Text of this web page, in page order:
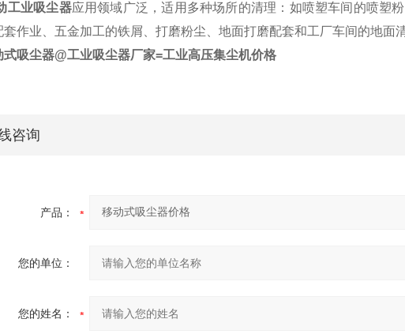
工业吸尘器应用领域广泛，适用多种场所的清理：如喷塑车间的喷塑
套作业、五金加工的铁屑、打磨粉尘、地面打磨配套和工厂车间的地面清
式吸尘器@工业吸尘器厂家=工业高压集尘机价格
咨询
产品：
您的单位：
您的姓名：